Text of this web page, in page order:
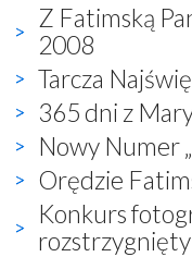
Z Fatimską
2008
Tarcza
365 dni z
Nowy Numer
Orędzie
Konkurs